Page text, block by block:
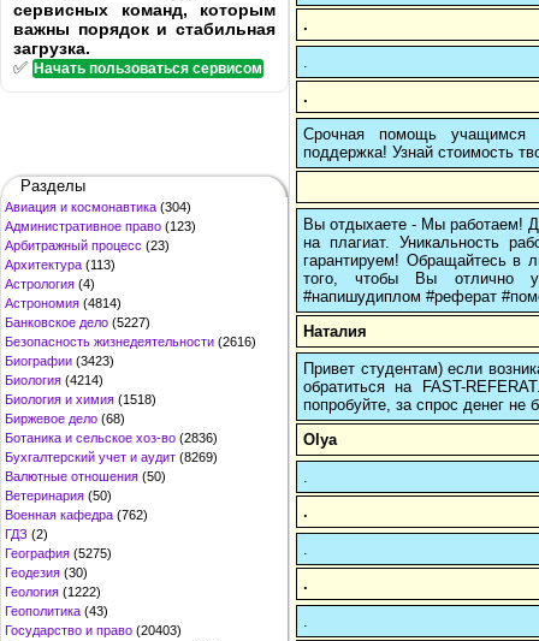
сервисных команд, которым
важны порядок и стабильная
загрузка.
✅ Начать пользоваться сервисом
Разделы
Авиация и космонавтика (304)
Административное право (123)
Арбитражный процесс (23)
Архитектура (113)
Астрология (4)
Астрономия (4814)
Банковское дело (5227)
Безопасность жизнедеятельности (2616)
Биографии (3423)
Биология (4214)
Биология и химия (1518)
Биржевое дело (68)
Ботаника и сельское хоз-во (2836)
Бухгалтерский учет и аудит (8269)
Валютные отношения (50)
Ветеринария (50)
Военная кафедра (762)
ГДЗ (2)
География (5275)
Геодезия (30)
Геология (1222)
Геополитика (43)
Государство и право (20403)
.
.
Срочная помощь учащимся в
поддержка! Узнай стоимость
Вы отдыхаете - Мы работаем!
на плагиат. Уникальность
гарантируем! Обращайтесь в
того, чтобы Вы отлично
#напишудиплом #реферат
Наталия
Привет студентам) если
обратиться на FAST-
попробуйте, за спрос денег не
Olya
.
.